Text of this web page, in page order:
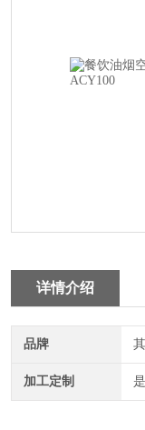
详情介绍
品牌
加工定制